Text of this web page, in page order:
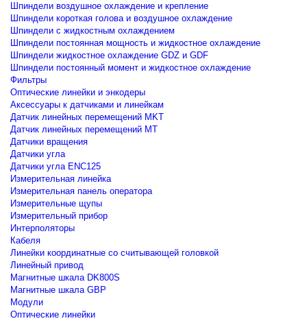
Шпиндели воздушное охлаждение и крепление
Шпиндели короткая голова и воздушное охлаждение
Шпиндели с жидкостным охлаждением
Шпиндели постоянная мощность и жидкостное охлаждение
Шпиндели жидкостное охлаждение GDZ и GDF
Шпиндели постоянный момент и жидкостное охлаждение
Фильтры
Оптические линейки и энкодеры
Аксессуары к датчиками и линейкам
Датчик линейных перемещений MKT
Датчик линейных перемещений MT
Датчики вращения
Датчики угла
Датчики угла ENC125
Измерительная линейка
Измерительная панель оператора
Измерительные щупы
Измерительный прибор
Интерполяторы
Кабеля
Линейки координатные со считывающей головкой
Линейный привод
Магнитные шкала DK800S
Магнитные шкала GBP
Модули
Оптические линейки